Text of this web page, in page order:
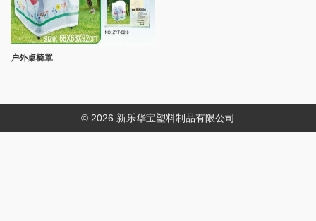
户外桌椅罩
© 2026 新乐华宝塑料制品有限公司